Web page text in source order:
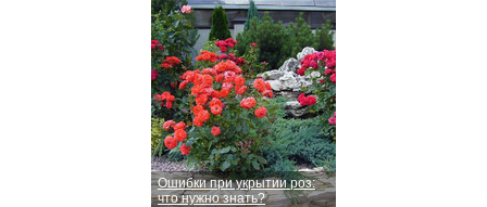
Ошибки при укрытии роз:
что нужно знать?